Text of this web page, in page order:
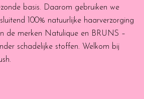
basis. Daarom gebruiken we
100% natuurlijke haarverzorging
de merken Natulique en BRUNS –
schadelijke stoffen. Welkom bij